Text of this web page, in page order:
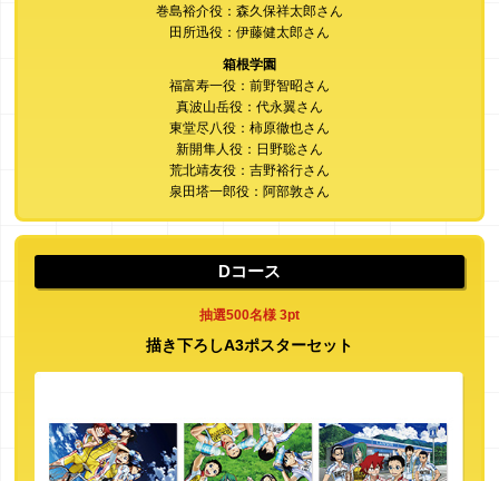
巻島裕介役：森久保祥太郎さん
田所迅役：伊藤健太郎さん
箱根学園
福富寿一役：前野智昭さん
真波山岳役：代永翼さん
東堂尽八役：柿原徹也さん
新開隼人役：日野聡さん
荒北靖友役：吉野裕行さん
泉田塔一郎役：阿部敦さん
Dコース
抽選500名様 3pt
描き下ろしA3ポスターセット